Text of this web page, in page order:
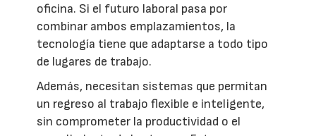
oficina. Si el futuro laboral pasa por
combinar ambos emplazamientos, la
tecnología tiene que adaptarse a todo tipo
de lugares de trabajo.
Además, necesitan sistemas que permitan
un regreso al trabajo flexible e inteligente,
sin comprometer la productividad o el